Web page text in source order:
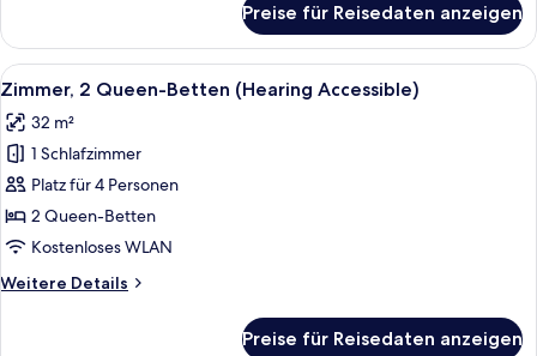
2 Queen-
Betten
(Mobility
Tub)
Preise für Reisedaten anzeigen
Alle
Fotos
für
Zimmer,
2 Queen-
Betten
(Hearing
anzeigen
Ein Hotelzimmer mit zwei Betten,
5
Zimmer, 2 Queen-Betten (Hearing Accessible)
32 m²
1 Schlafzimmer
Platz für 4 Personen
2 Queen-Betten
Kostenloses WLAN
Weitere Details
Weitere
Preise für Reisedaten anzeigen